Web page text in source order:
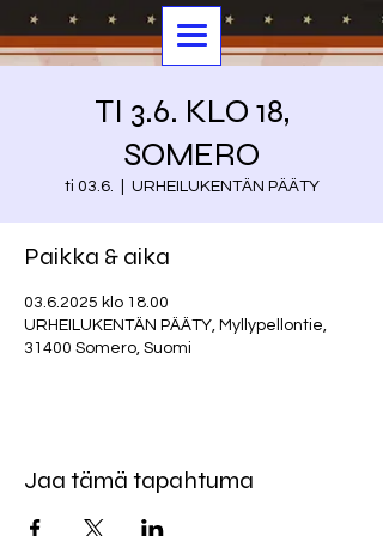
TI 3.6. KLO 18,
SOMERO
ti 03.6. URHEILUKENTÄN PÄÄTY
Paikka & aika
03.6.2025 klo 18.00
URHEILUKENTÄN PÄÄTY, Myllypellontie,
31400 Somero, Suomi
Jaa tämä tapahtuma